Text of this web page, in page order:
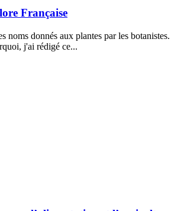
Française
donnés aux plantes par les
j'ai rédigé ce...